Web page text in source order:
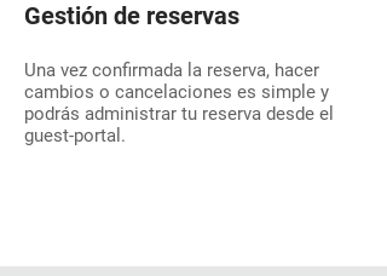
Gestión de reservas
Una vez confirmada la reserva, hacer
cambios o cancelaciones es simple y
podrás administrar tu reserva desde el
guest-portal.